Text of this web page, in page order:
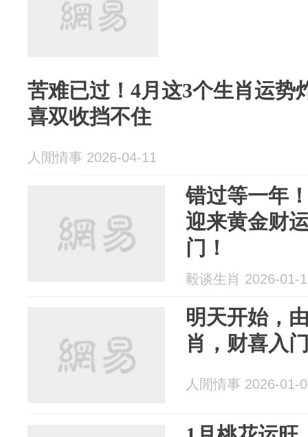
苦难已过！4月这3个生肖运势
喜双收挡不住
人閒情事 2026-04-11
错过等一年
迎来黄金财
门！
毅谈生肖 2026-01-
明天开始，
肖，财喜入
人閒情事 2026-01-